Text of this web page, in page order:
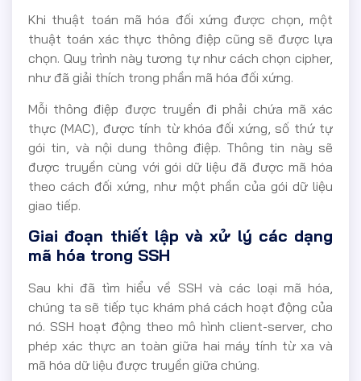
Khi thuật toán mã hóa đối xứng được chọn, một
thuật toán xác thực thông điệp cũng sẽ được lựa
chọn. Quy trình này tương tự như cách chọn cipher,
như đã giải thích trong phần mã hóa đối xứng.
Mỗi thông điệp được truyền đi phải chứa mã xác
thực (MAC), được tính từ khóa đối xứng, số thứ tự
gói tin, và nội dung thông điệp. Thông tin này sẽ
được truyền cùng với gói dữ liệu đã được mã hóa
theo cách đối xứng, như một phần của gói dữ liệu
giao tiếp.
Giai đoạn thiết lập và xử lý các dạng
mã hóa trong SSH
Sau khi đã tìm hiểu về SSH và các loại mã hóa,
chúng ta sẽ tiếp tục khám phá cách hoạt động của
nó. SSH hoạt động theo mô hình client-server, cho
phép xác thực an toàn giữa hai máy tính từ xa và
mã hóa dữ liệu được truyền giữa chúng.